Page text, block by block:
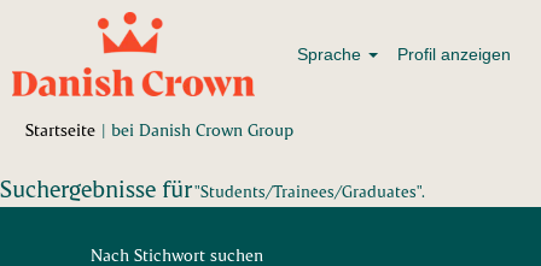
Sprache Profil anzeigen
Startseite | bei Danish Crown Group(aktuelle
Suchergebnisse für"Students/Trainees/Graduates".
Nach Stichwort suchen